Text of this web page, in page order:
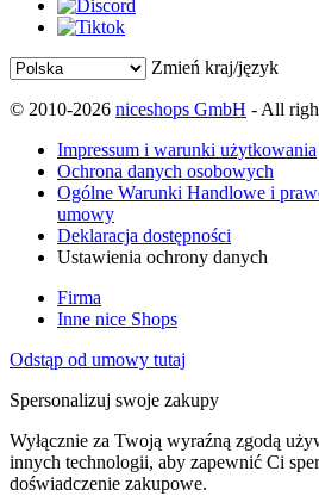
Zmień kraj/język
© 2010-2026 niceshops GmbH - All
Impressum i warunki użytkowania
Ochrona danych osobowych
Ogólne Warunki Handlowe i
umowy
Deklaracja dostępności
Ustawienia ochrony danych
Firma
Inne nice Shops
Odstąp od umowy tutaj
Spersonalizuj swoje zakupy
Wyłącznie za Twoją wyraźną zgodą
innych technologii, aby zapewnić Ci
doświadczenie zakupowe.